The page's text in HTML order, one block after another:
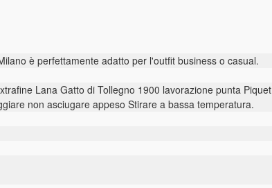
è perfettamente adatto per l'outfit business o casual.
Lana Gatto di Tollegno 1900 lavorazione punta Piquet
non asciugare appeso Stirare a bassa temperatura.